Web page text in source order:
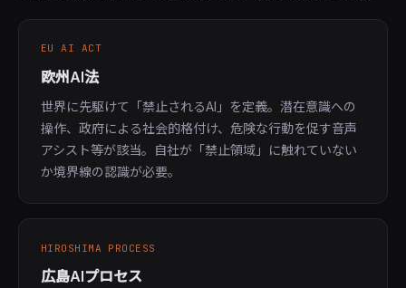
EU AI ACT
欧州AI法
世界に先駆けて「禁止されるAI」を定義。潜在意識への
操作、政府による社会的格付け、危険な行動を促す音声
アシスト等が該当。自社が「禁止領域」に触れていない
か境界線の認識が必要。
HIROSHIMA PROCESS
広島AIプロセス